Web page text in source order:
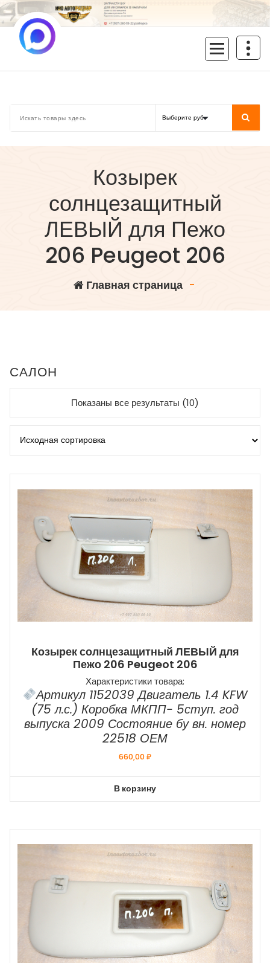
Перейти
к
содержимому
Козырек
солнцезащитный
ЛЕВЫЙ для Пежо
206 Peugeot 206
Главная страница-
САЛОН
Показаны все результаты (10)
Козырек солнцезащитный ЛЕВЫЙ для
Пежо 206 Peugeot 206
Характеристики товара:
Артикул 1152039 Двигатель 1.4 KFW
(75 л.с.) Коробка МКПП- 5ступ. год
выпуска 2009 Состояние бу вн. номер
22518 ОЕМ
660,00₽
В корзину